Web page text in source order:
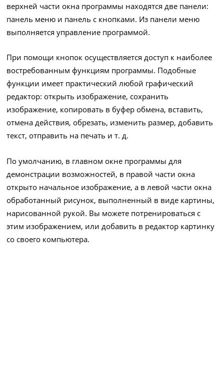
верхней части окна программы находятся две панели:
панель меню и панель с кнопками. Из панели меню
выполняется управление программой.
При помощи кнопок осуществляется доступ к наиболее
востребованным функциям программы. Подобные
функции имеет практический любой графический
редактор: открыть изображение, сохранить
изображение, копировать в буфер обмена, вставить,
отмена действия, обрезать, изменить размер, добавить
текст, отправить на печать и т. д.
По умолчанию, в главном окне программы для
демонстрации возможностей, в правой части окна
открыто начальное изображение, а в левой части окна
обработанный рисунок, выполненный в виде картины,
нарисованной рукой. Вы можете потренироваться с
этим изображением, или добавить в редактор картинку
со своего компьютера.